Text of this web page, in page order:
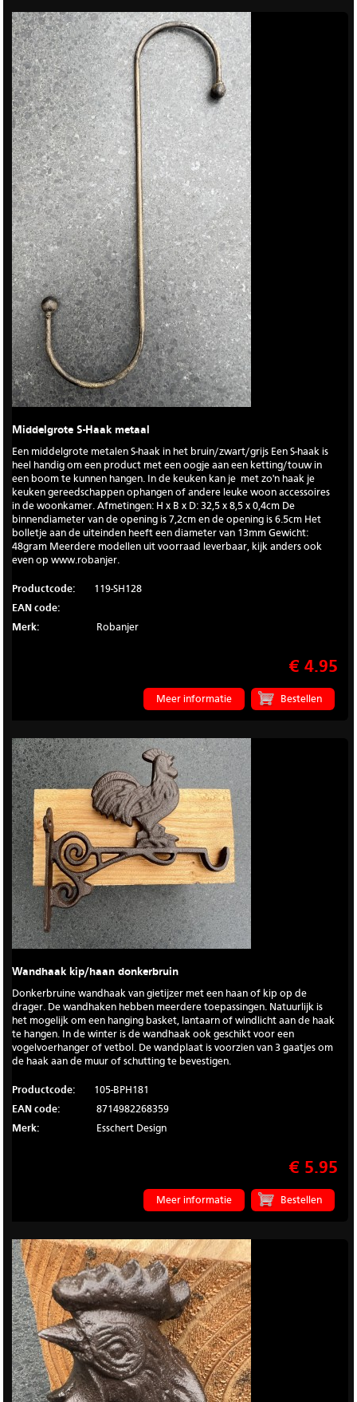
Middelgrote S-Haak metaal
Een middelgrote metalen S-haak in het bruin/zwart/grijs Een S-haak is
heel handig om een product met een oogje aan een ketting/touw in
een boom te kunnen hangen. In de keuken kan je met zo'n haak je
keuken gereedschappen ophangen of andere leuke woon accessoires
in de woonkamer. Afmetingen: H x B x D: 32,5 x 8,5 x 0,4cm De
binnendiameter van de opening is 7,2cm en de opening is 6.5cm Het
bolletje aan de uiteinden heeft een diameter van 13mm Gewicht:
48gram Meerdere modellen uit voorraad leverbaar, kijk anders ook
even op www.robanjer.
Productcode:
119-SH128
EAN code:
Merk:
Robanjer
€ 4.95
Meer informatie
Wandhaak kip/haan donkerbruin
Donkerbruine wandhaak van gietijzer met een haan of kip op de
drager. De wandhaken hebben meerdere toepassingen. Natuurlijk is
het mogelijk om een hanging basket, lantaarn of windlicht aan de haak
te hangen. In de winter is de wandhaak ook geschikt voor een
vogelvoerhanger of vetbol. De wandplaat is voorzien van 3 gaatjes om
de haak aan de muur of schutting te bevestigen.
Productcode:
105-BPH181
EAN code:
8714982268359
Merk:
Esschert Design
€ 5.95
Meer informatie